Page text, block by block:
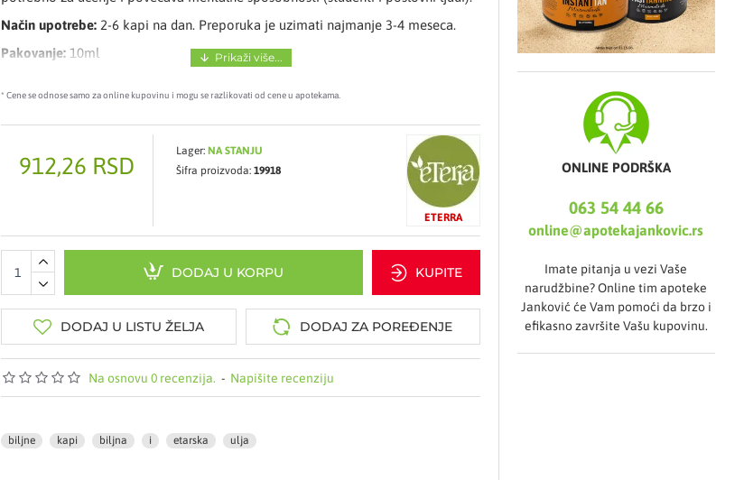
Način upotrebe: 2-6 kapi na dan. Preporuka je uzimati najmanje 3-4 meseca.
Pakovanje: 10ml
* Cene se odnose samo za online kupovinu i mogu se razlikovati od cene u apotekama.
Na osnovu 0 recenzija. - Napišite recenziju
912,26 RSD
Lager: NA STANJU
Šifra proizvoda: 19918
ETERRA
DODAJ U KORPU KUPITE
DODAJ U LISTU ŽELJA DODAJ ZA POREĐENJE
biljne kapi biljna i etarska ulja
ONLINE PODRŠKA
063 54 44 66
online@apotekajankovic.rs
Imate pitanja u vezi Vaše
narudžbine? Online tim apoteke
Janković će Vam pomoći da brzo i
efikasno završite Vašu kupovinu.